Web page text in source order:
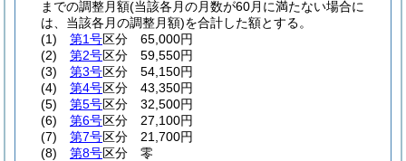
までの調整月額(当該各月の月数が60月に満たない場合に
は、当該各月の調整月額)を合計した額とする。
(1)
第1号区分 65,000円
(2)
第2号区分 59,550円
(3)
第3号区分 54,150円
(4)
第4号区分 43,350円
(5)
第5号区分 32,500円
(6)
第6号区分 27,100円
(7)
第7号区分 21,700円
(8)
第8号区分 零